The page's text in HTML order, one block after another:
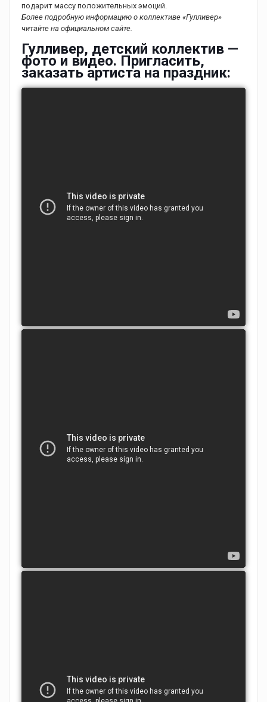
подарит массу положительных эмоций.
Более подробную информацию о коллективе «Гулливер»
читайте на официальном сайте.
Гулливер, детский коллектив —
фото и видео. Пригласить,
заказать артиста на праздник: